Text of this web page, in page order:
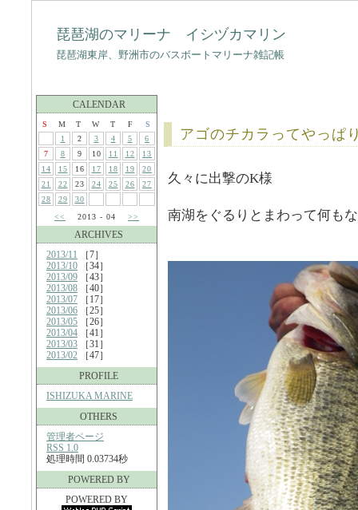
琵琶湖のマリーナ イシヅカマリン
琵琶湖東岸、野洲市のバスボートマリーナ雑記帳
CALENDAR
S M T W T F
S
1
2 3 4 5
6
7
8 9 10 11 12
13
14
15 16 17 18 19
20
21
22 23 24 25 26
27
28
29
30
<<
2013 - 04 >>
ARCHIVES
2013/11 ［7］
2013/10 ［34］
2013/09 ［43］
2013/08 ［40］
2013/07 ［17］
2013/06 ［25］
2013/05 ［26］
2013/04 ［41］
2013/03 ［31］
2013/02 ［47］
PROFILE
ISHIZUKA MARINE
OTHERS
管理者ページ
RSS 1.0
処理時間 0.03734秒
POWERED BY
POWERED BY
アゴのチカラってやっぱ
久々に出撃のK様
南湖をぐるりとまわって何も